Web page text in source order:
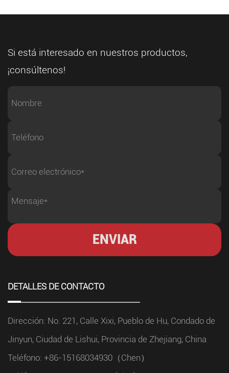
Si está interesado en nuestros productos,
¡consúltenos!
DETALLES DE CONTACTO
Dirección: No. 221, Calle Xixi, Pueblo de Hu, Condado de
Jinyun, Ciudad de Lishui, Provincia de Zhejiang, China
Teléfono: +86-15168034930（Chen）